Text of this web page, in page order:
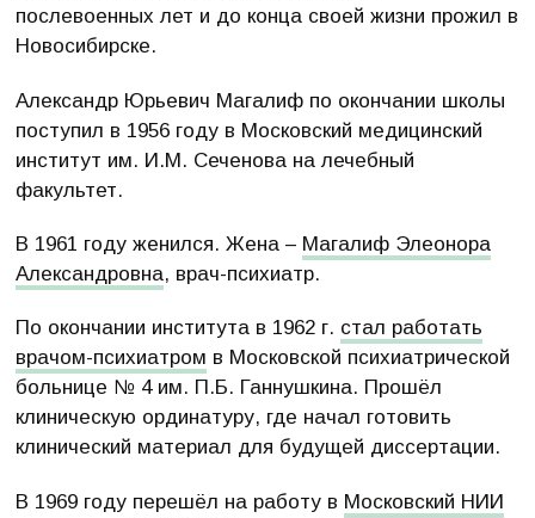
послевоенных лет и до конца своей жизни прожил в
Новосибирске.
Александр Юрьевич Магалиф по окончании школы
поступил в 1956 году в Московский медицинский
институт им. И.М. Сеченова на лечебный
факультет.
В 1961 году женился. Жена – Магалиф Элеонора
Александровна, врач-психиатр.
По окончании института в 1962 г. стал работать
врачом-психиатром в Московской психиатрической
больнице № 4 им. П.Б. Ганнушкина. Прошёл
клиническую ординатуру, где начал готовить
клинический материал для будущей диссертации.
В 1969 году перешёл на работу в Московский НИИ